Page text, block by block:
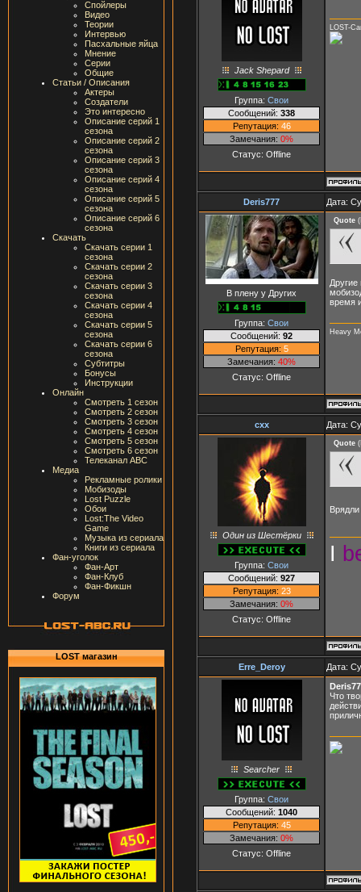
Спойлеры
Видео
Теории
Интервью
Пасхальные яйца
Мнение
Серии
Общие
Статьи / Описания
Актеры
Создатели
Это интересно
Описание серий 1
сезона
Описание серий 2
сезона
Описание серий 3
сезона
Описание серий 4
сезона
Описание серий 5
сезона
Описание серий 6
сезона
Скачать
Скачать серии 1
сезона
Скачать серии 2
сезона
Скачать серии 3
сезона
Скачать серии 4
сезона
Скачать серии 5
сезона
Скачать серии 6
сезона
Субтитры
Бонусы
Инструкции
Онлайн
Смотреть 1 сезон
Смотреть 2 сезон
Смотреть 3 сезон
Смотреть 4 сезон
Смотреть 5 сезон
Смотреть 6 сезон
Телеканал ABC
Медиа
Рекламные ролики
Мобизоды
Lost Puzzle
Обои
Lost:The Video
Game
Музыка из сериала
Книги из сериала
Фан-уголок
Фан-Арт
Фан-Клуб
Фан-Фикшн
Форум
LOST магазин
Jack Shepard
Группа: Свои
Сообщений: 338
Репутация: 46
Замечания: 0%
Статус: Offline
LOST-
Deris777 Дата:
В плену у Других
Группа: Свои
Сообщений: 92
Репутация: 5
Замечания: 40%
Статус: Offline
Quote (
время
Heavy
cxx Дата:
Один из Шестёрки
Группа: Свои
Сообщений: 927
Репутация: 23
Замечания: 0%
Статус: Offline
Quote (
Врядли
I
Erre_Deroy Дата:
Searcher
Группа: Свои
Сообщений: 1040
Репутация: 45
Замечания: 0%
Статус: Offline
Что